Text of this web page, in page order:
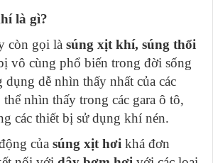
là gì?
còn gọi là súng xịt khí, súng thổi
vô cùng phổ biến trong đời sống
dụng dễ nhìn thấy nhất của các
thể nhìn thấy trong các gara ô tô,
các thiết bị sử dụng khí nén.
của súng xịt hơi khá đơn